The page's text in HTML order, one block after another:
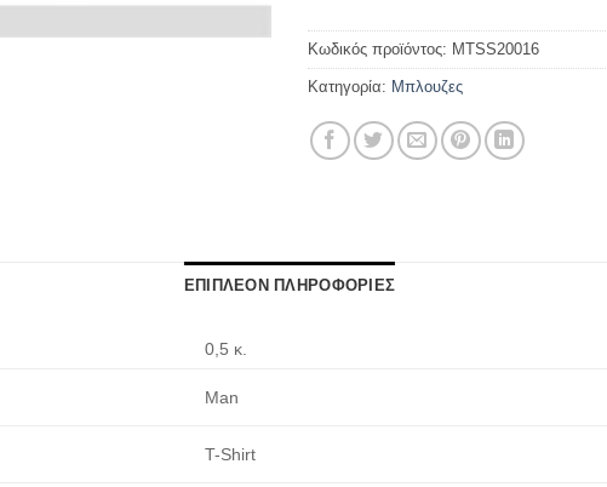
Κωδικός προϊόντος: MTSS20016
Κατηγορία: Μπλουζες
ΕΠΙΠΛΕΟΝ ΠΛΗΡΟΦΟΡΙΕΣ
0,5 κ.
Man
T-Shirt